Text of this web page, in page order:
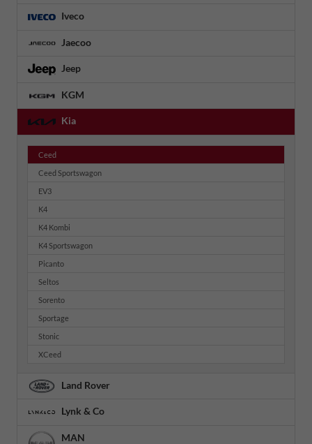
Iveco
Jaecoo
Jeep
KGM
Kia
Ceed
Ceed Sportswagon
EV3
K4
K4 Kombi
K4 Sportswagon
Picanto
Seltos
Sorento
Sportage
Stonic
XCeed
Land Rover
Lynk & Co
MAN